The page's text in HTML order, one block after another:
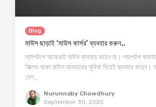
Blog
মাউস ছাড়াই ‘মাউস কার্সর’ ব্যবহার করুন..
ল্যাপটপে অনেকেই মাউস ব্যবহার করেন না। ল্যাপটপ
ফিক্সড থাকা মাউস ব্যবহারের সুবিধা দিয়েই ব্যবহার
বেশ…
Nurunnaby Chowdhury
September 30, 2020